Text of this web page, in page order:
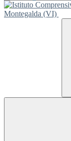
Montegalda (VI)